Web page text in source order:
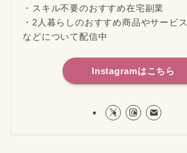
・スキル不要のおすすめ在宅副業
・2人暮らしのおすすめ商品やサービス
などについて配信中
Instagramはこちら